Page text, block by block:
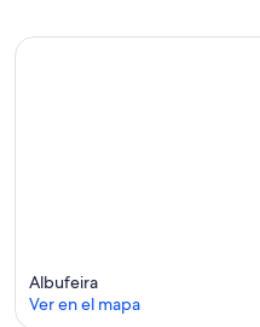
tumbonas de calidad y se
especiales en la villa, podemos
que han ayudado a nuestros
Albufeira
Ver en el mapa